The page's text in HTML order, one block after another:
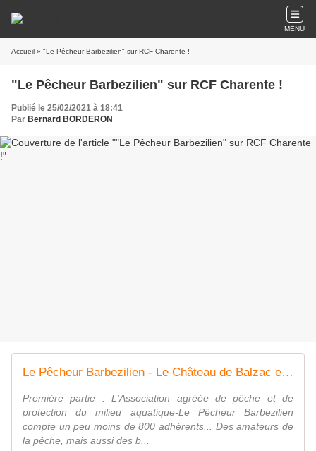
MENU
Accueil » "Le Pêcheur Barbezilien" sur RCF Charente !
"Le Pêcheur Barbezilien" sur RCF Charente !
Publié le 25/02/2021 à 18:41
Par Bernard BORDERON
Le Pêcheur Barbezilien - Le Château de Balzac et ses fresques à restaurer
Première partie : L'Association agréée de pêche et de
protection du milieu aquatique-Le Pêcheur Barbezilien
compte un peu moins de 800 adhérents... Des amateurs de
la pêche, mais aussi des b...